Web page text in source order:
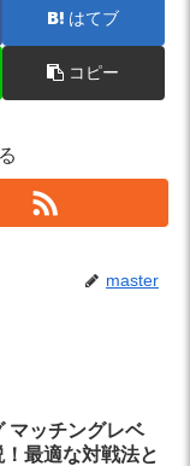
はてブ
コピー
master
マッチングレベ
最適な対戦法と